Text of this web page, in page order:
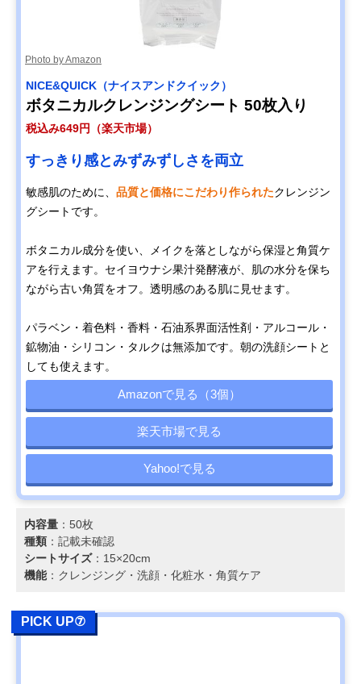
Photo by Amazon
NICE&QUICK（ナイスアンドクイック）
ボタニカルクレンジングシート 50枚入り
税込み649円（楽天市場）
すっきり感とみずみずしさを両立
敏感肌のために、 品質と価格にこだわり作られたクレンジン
グシートです。
ボタニカル成分を使い、メイクを落としながら保湿と角質ケ
アを行えます。セイヨウナシ果汁発酵液が、肌の水分を保ち
ながら古い角質をオフ。透明感のある肌に見せます。
パラベン・着色料・香料・石油系界面活性剤・アルコール・
鉱物油・シリコン・タルクは無添加です。朝の洗顔シートと
しても使えます。
Amazonで見る（3個）
楽天市場で見る
Yahoo!で見る
内容量 ：50枚
種類 ：記載未確認
シートサイズ：15×20cm
機能：クレンジング・洗顔・化粧水・角質ケア
PICK UP⑦